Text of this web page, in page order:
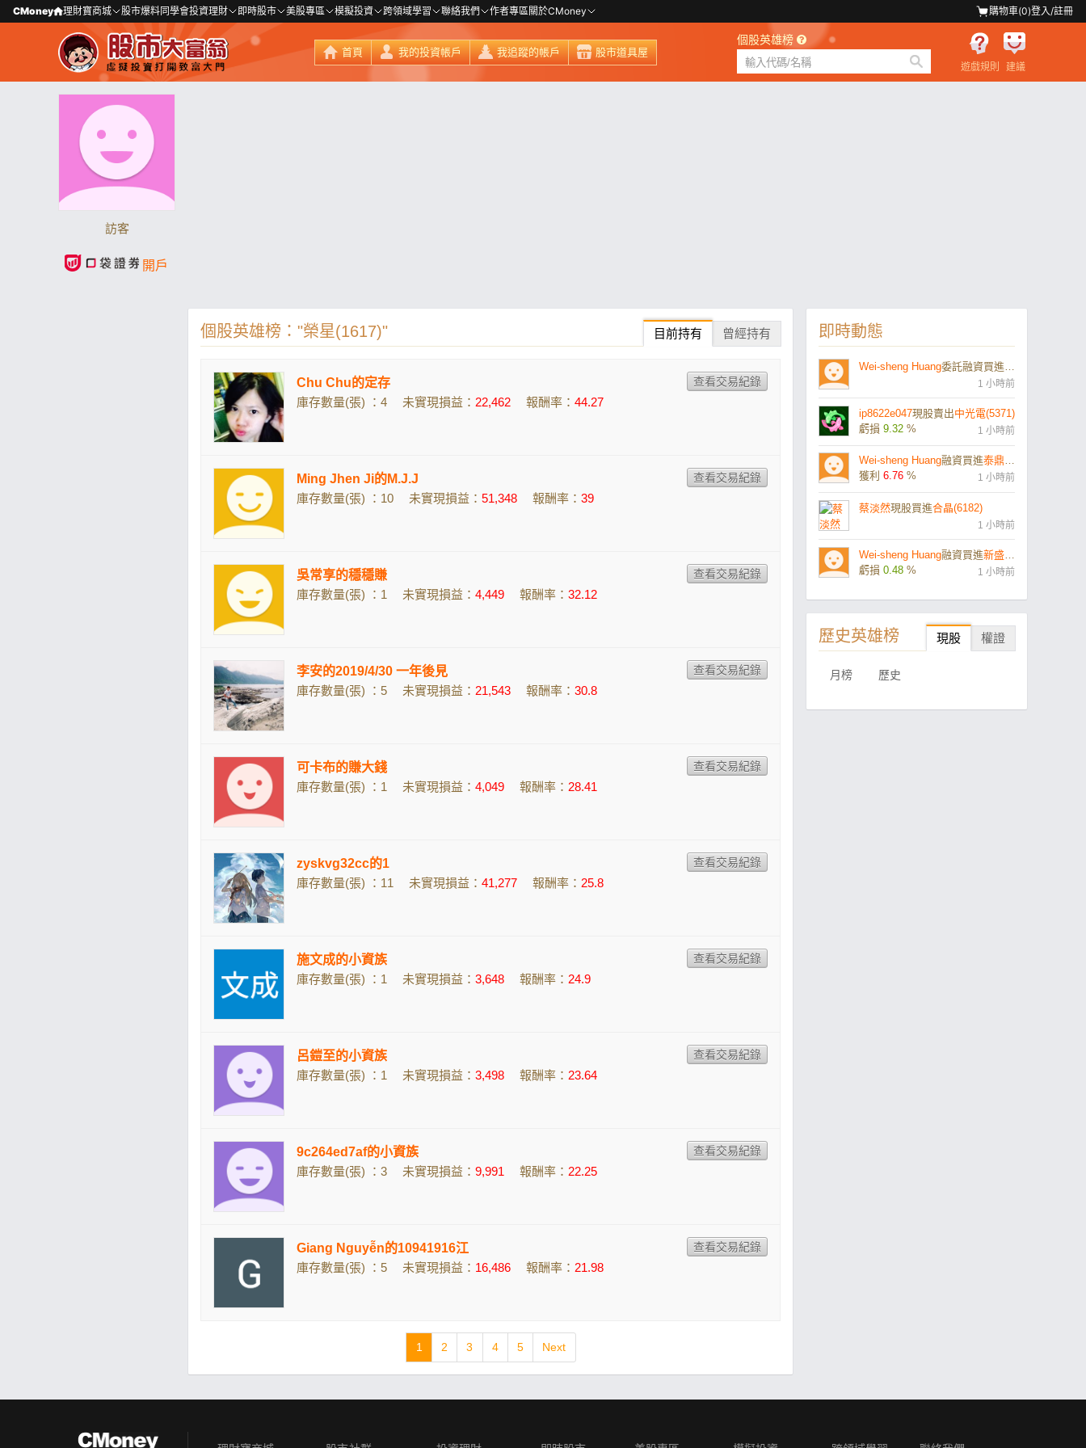
CMoney 理財寶商城 股市爆料同學會投資理財 即時股市 美股專區 模擬投資 跨領域學習 聯絡我們 作者專區關於CMoney 購物車(0)登入/註冊
首頁 我的投資帳戶 我追蹤的帳戶 股市道具屋
個股英雄榜
遊戲規則 建議
訪客
開戶
個股英雄榜："榮星(1617)" 目前持有 曾經持有
Chu Chu的定存
庫存數量(張) ：4
未實現損益： 22,462 報酬率： 44.27
Ming Jhen Ji的M.J.J
庫存數量(張) ：10
未實現損益： 51,348 報酬率： 39
吳常享的穩穩賺
庫存數量(張) ：1
未實現損益： 4,449 報酬率： 32.12
李安的2019/4/30 一年後見
庫存數量(張) ：5
未實現損益： 21,543 報酬率： 30.8
可卡布的賺大錢
庫存數量(張) ：1
未實現損益： 4,049 報酬率： 28.41
zyskvg32cc的1
庫存數量(張) ：11
未實現損益： 41,277 報酬率： 25.8
施文成的小資族
庫存數量(張) ：1
未實現損益： 3,648 報酬率： 24.9
呂鎧至的小資族
庫存數量(張) ：1
未實現損益： 3,498 報酬率： 23.64
9c264ed7af的小資族
庫存數量(張) ：3
未實現損益： 9,991 報酬率： 22.25
Giang Nguyễn的10941916江
庫存數量(張) ：5
未實現損益： 16,486 報酬率： 21.98
1 2 3 4 5 Next
即時動態
Wei-sheng Huang委託融資買進
1 小時前
ip8622e047現股賣出中光電(5371)
虧損 9.32 % 1 小時前
Wei-sheng Huang融資買進泰鼎-KY(4927)
獲利 6.76 % 1 小時前
蔡淡然現股買進合晶(6182)
1 小時前
Wei-sheng Huang融資買進新盛力(4931)
虧損 0.48 % 1 小時前
歷史英雄榜 現股 權證
月榜 歷史